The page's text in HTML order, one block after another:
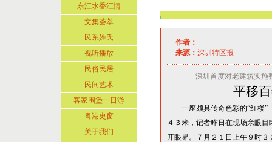
东江水香江情
文集荟萃
民系姓氏
视听播放
民俗民居
民间艺术
客家围堡一日游
粤港史窗
关于我们
作者：
来源： 深圳特区报
深圳首度对老建筑实施
平移
一座颇具传奇色彩的“红楼”
４ ３米 ，记者昨日在现场亲眼
开眼界。７月２１日上午９时